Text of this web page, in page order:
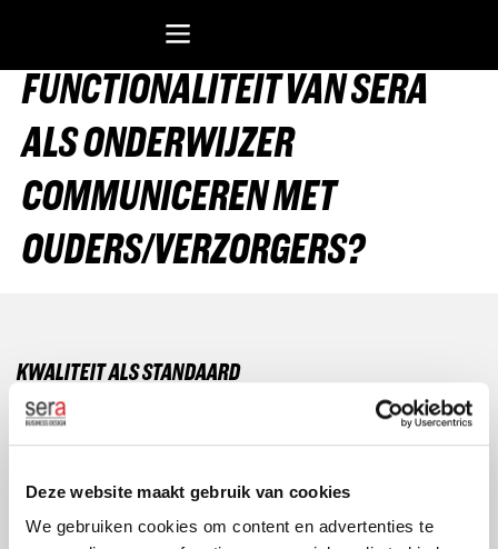
Deze website maakt gebruik van cookies
We gebruiken cookies om content en advertenties te
KUN JE IN DE OPP-
FUNCTIONALITEIT VAN SERA
ALS ONDERWIJZER
COMMUNICEREN MET
OUDERS/VERZORGERS?
KWALITEIT ALS STANDAARD
Onze producten en diensten ontwikkelen wij aan de hand
van de modernste richtlijnen, kwalitatieve normeringen en
professionele certificeringen.